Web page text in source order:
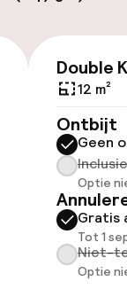
Double
12 m²
Ontbijt
Geen
Optie
Gratis
Tot 1
Niet-
Optie